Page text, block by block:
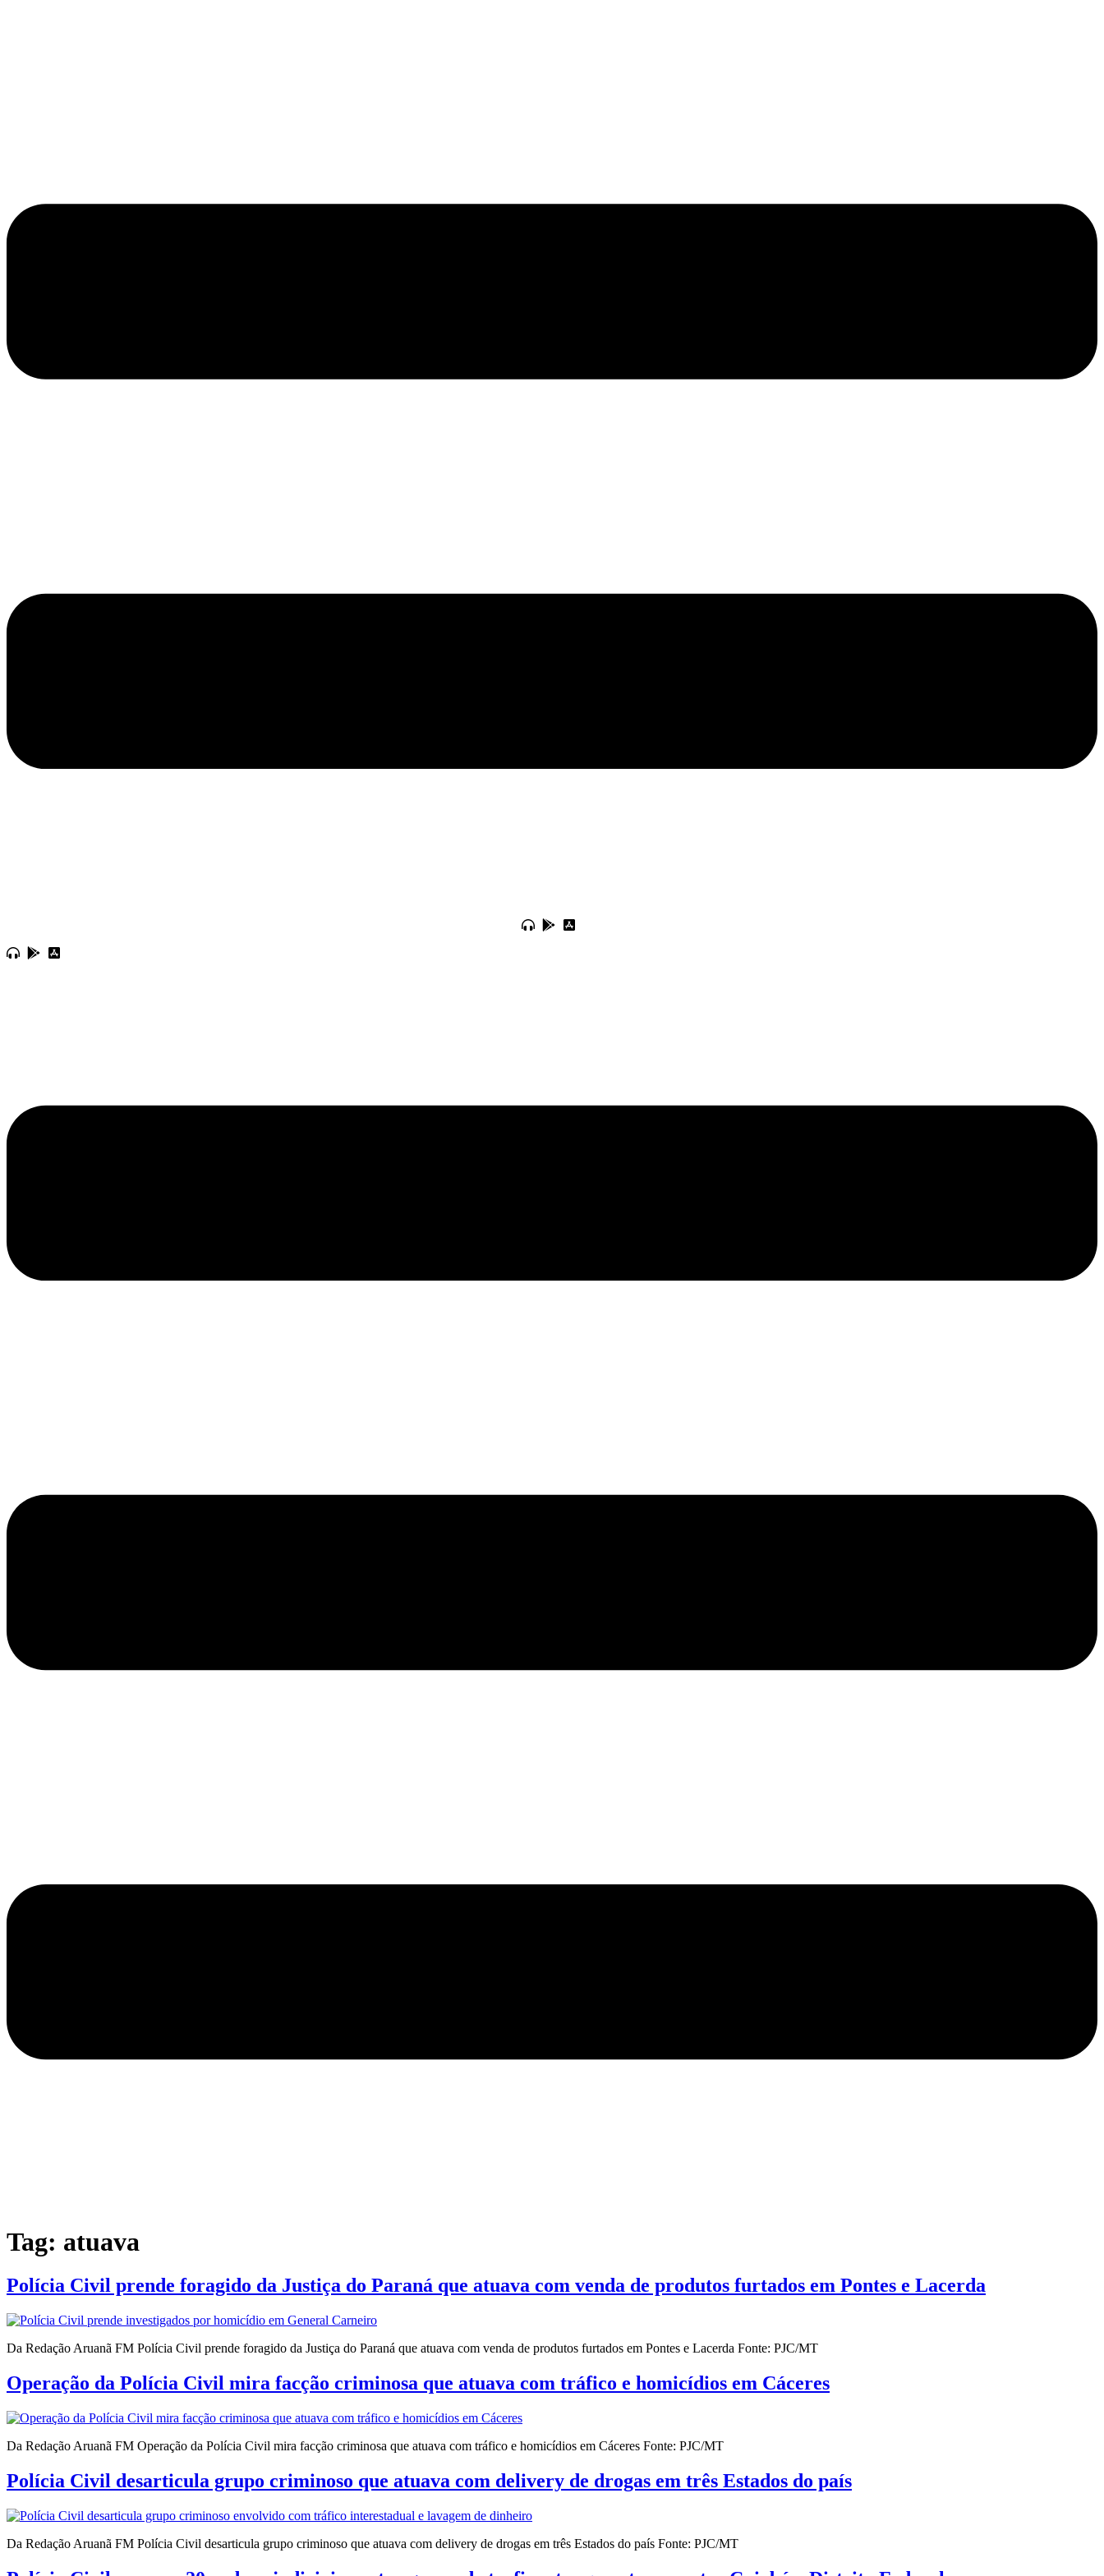
Tag: atuava
Polícia Civil prende foragido da Justiça do Paraná que atuava com venda de produtos furtados em Pontes e Lacerda
Da Redação Aruanã FM Polícia Civil prende foragido da Justiça do Paraná que atuava com venda de produtos furtados em Pontes e Lacerda Fonte: PJC/MT
Operação da Polícia Civil mira facção criminosa que atuava com tráfico e homicídios em Cáceres
Da Redação Aruanã FM Operação da Polícia Civil mira facção criminosa que atuava com tráfico e homicídios em Cáceres Fonte: PJC/MT
Polícia Civil desarticula grupo criminoso que atuava com delivery de drogas em três Estados do país
Da Redação Aruanã FM Polícia Civil desarticula grupo criminoso que atuava com delivery de drogas em três Estados do país Fonte: PJC/MT